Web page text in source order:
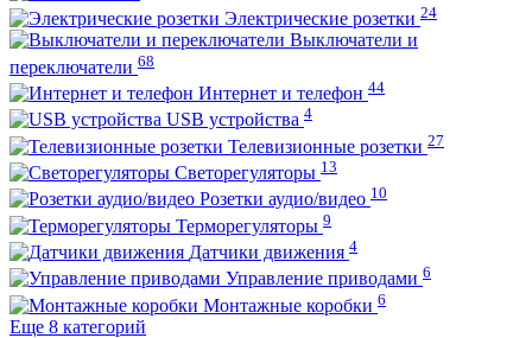
Электрические розетки 24
Выключатели и
переключатели 68
Интернет и телефон 44
USB устройства 4
Телевизионные розетки 27
Светорегуляторы 13
Розетки аудио/видео 10
Терморегуляторы 9
Датчики движения 4
Управление приводами 6
Монтажные коробки 6
Еще 8 категорий